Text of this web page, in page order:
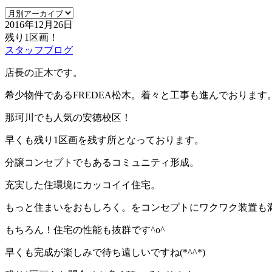
2016年12月26日
残り1区画！
スタッフブログ
店長の正木です。
希少物件であるFREDEA松木。着々と工事も進んでおります。
那珂川でも人気の安徳校区！
早くも残り1区画を残す所となっております。
分譲コンセプトでもあるコミュニティ形成。
充実した住環境にカッコイイ住宅。
もっと住まいをおもしろく。をコンセプトにワクワク装置も
もちろん！住宅の性能も抜群です^o^
早くも完成が楽しみで待ち遠しいですね(*^^*)